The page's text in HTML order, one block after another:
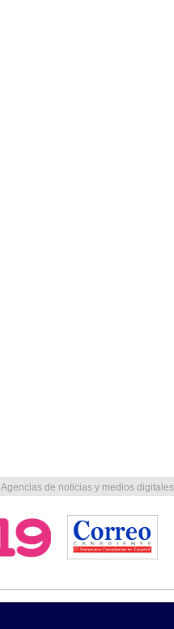
Agencias de noticias y medios digitales